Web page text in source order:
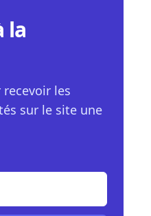
la
les
sur le site une